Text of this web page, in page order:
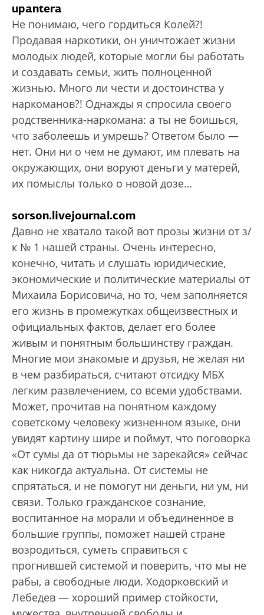
upantera
Не понимаю, чего гордиться Колей?!
Продавая наркотики, он уничтожает жизни
молодых людей, которые могли бы работать
и создавать семьи, жить полноценной
жизнью. Много ли чести и достоинства у
наркоманов?! Однажды я спросила своего
родственника-наркомана: а ты не боишься,
что заболеешь и умрешь? Ответом было —
нет. Они ни о чем не думают, им плевать на
окружающих, они воруют деньги у матерей,
их помыслы только о новой дозе…
sorson.livejournal.com
Давно не хватало такой вот прозы жизни от з/
к № 1 нашей страны. Очень интересно,
конечно, читать и слушать юридические,
экономические и политические материалы от
Михаила Борисовича, но то, чем заполняется
его жизнь в промежутках общеизвестных и
официальных фактов, делает его более
живым и понятным большинству граждан.
Многие мои знакомые и друзья, не желая ни
в чем разбираться, считают отсидку МБХ
легким развлечением, со всеми удобствами.
Может, прочитав на понятном каждому
советскому человеку жизненном языке, они
увидят картину шире и поймут, что поговорка
«От сумы да от тюрьмы не зарекайся» сейчас
как никогда актуальна. От системы не
спрятаться, и не помогут ни деньги, ни ум, ни
связи. Только гражданское сознание,
воспитанное на морали и объединенное в
большие группы, поможет нашей стране
возродиться, суметь справиться с
прогнившей системой и поверить, что мы не
рабы, а свободные люди. Ходорковский и
Лебедев — хороший пример стойкости,